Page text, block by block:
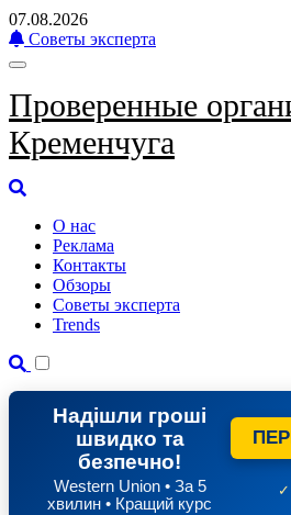
07.08.2026
Советы эксперта
Проверенные
Кременчуга
О нас
Реклама
Контакты
Обзоры
Советы эксперта
Trends
Надішли гроші
швидко та
безпечно!
Western Union • За 5
хвилин • Кращий курс
✓